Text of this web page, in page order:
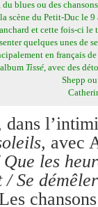
du blues ou des
la scène du Petit-Duc le
et cette fois-ci le
quelques unes de
en français
Tissé , avec des
Shepp
avec
les
Se